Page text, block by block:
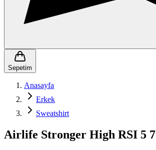
Sepetim
Anasayfa
Erkek
Sweatshirt
Airlife Stronger High RSI 5 7